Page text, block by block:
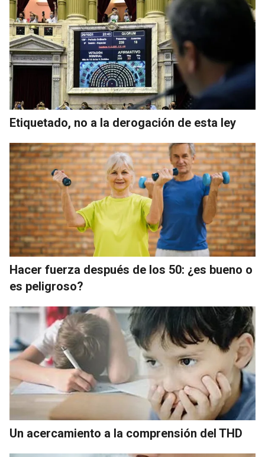
Etiquetado, no a la derogación de esta ley
Hacer fuerza después de los 50: ¿es bueno o
es peligroso?
Un acercamiento a la comprensión del THD